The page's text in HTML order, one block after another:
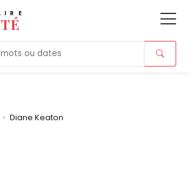
Tendances Morts
› Diane Keaton